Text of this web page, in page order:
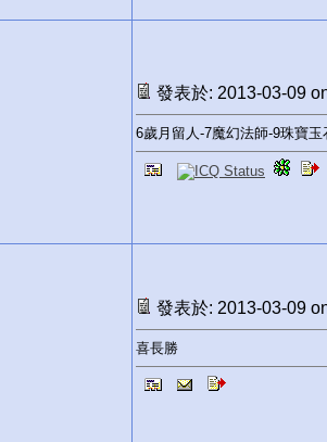
發表於: 2013-03-09
6歲月留人-7魔幻法師-9珠寶玉
發表於: 2013-03-09
喜長勝